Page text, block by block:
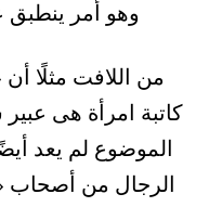
وهو أمر ينطبق
من اللافت مثلًا
كاتبة امرأة هى
الموضوع لم يعد
الرجال من أصحاب